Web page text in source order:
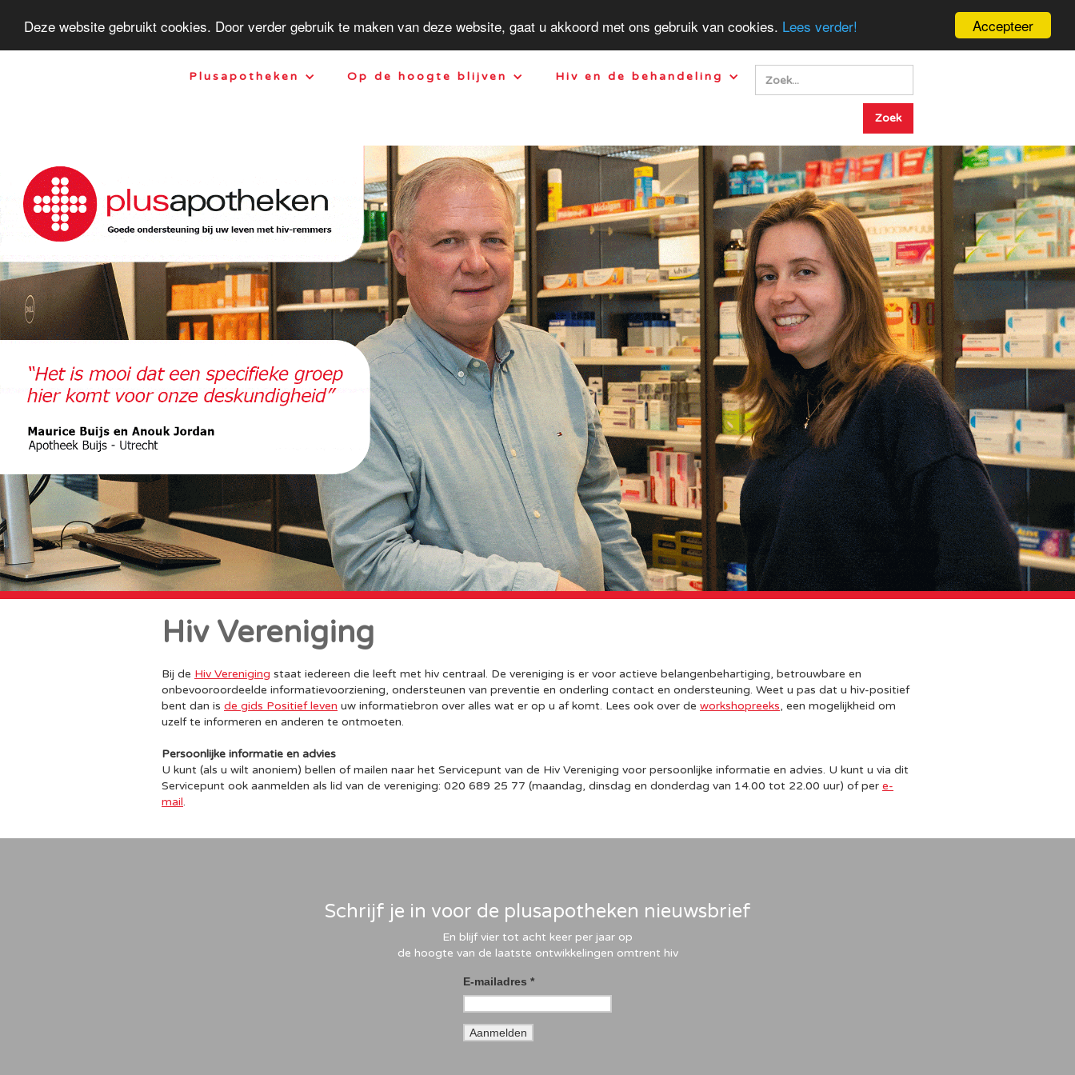
Accepteer
Deze website gebruikt cookies. Door verder gebruik te maken van deze website, gaat u akkoord met ons gebruik van cookies. Lees verder!
Plusapotheken Op de hoogte blijven Hiv en de behandeling
Hiv Vereniging
Bij de Hiv Vereniging staat iedereen die leeft met hiv centraal. De vereniging is er voor actieve belangenbehartiging, betrouwbare en
onbevooroordeelde informatievoorziening, ondersteunen van preventie en onderling contact en ondersteuning. Weet u pas dat u hiv-positief
bent dan is de gids Positief leven uw informatiebron over alles wat er op u af komt. Lees ook over de workshopreeks, een mogelijkheid om
uzelf te informeren en anderen te ontmoeten.
Persoonlijke informatie en advies
U kunt (als u wilt anoniem) bellen of mailen naar het Servicepunt van de Hiv Vereniging voor persoonlijke informatie en advies. U kunt u via dit
Servicepunt ook aanmelden als lid van de vereniging: 020 689 25 77 (maandag, dinsdag en donderdag van 14.00 tot 22.00 uur) of per e-
mail.
Schrijf je in voor de plusapotheken nieuwsbrief
En blijf vier tot acht keer per jaar op
de hoogte van de laatste ontwikkelingen omtrent hiv
E-mailadres *